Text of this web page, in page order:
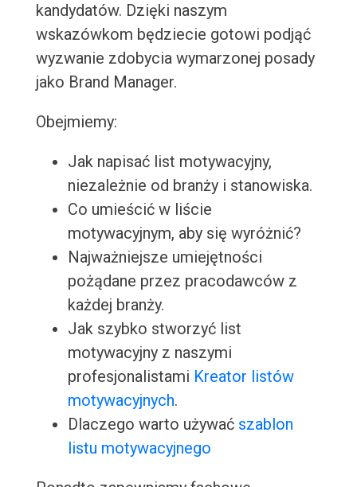
kandydatów. Dzięki naszym
wskazówkom będziecie gotowi podjąć
wyzwanie zdobycia wymarzonej posady
jako Brand Manager.
Obejmiemy:
Jak napisać list motywacyjny,
niezależnie od branży i stanowiska.
Co umieścić w liście
motywacyjnym, aby się wyróżnić?
Najważniejsze umiejętności
pożądane przez pracodawców z
każdej branży.
Jak szybko stworzyć list
motywacyjny z naszymi
profesjonalistami Kreator listów
motywacyjnych.
Dlaczego warto używać szablon
listu motywacyjnego